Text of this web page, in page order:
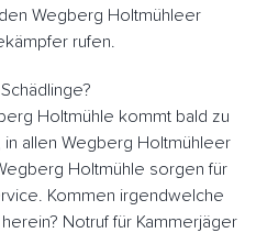
Wegberg Holtmühleer
rufen.
Holtmühle kommt bald zu
in allen Wegberg Holtmühleer
Holtmühle sorgen für
Kommen irgendwelche
Notruf für Kammerjäger